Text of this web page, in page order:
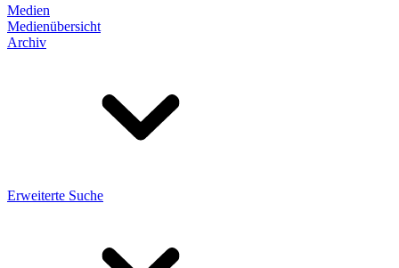
Medien
Medienübersicht
Archiv
Erweiterte Suche